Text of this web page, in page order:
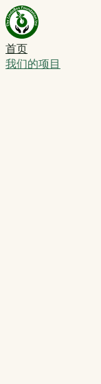
首页
我们的项目